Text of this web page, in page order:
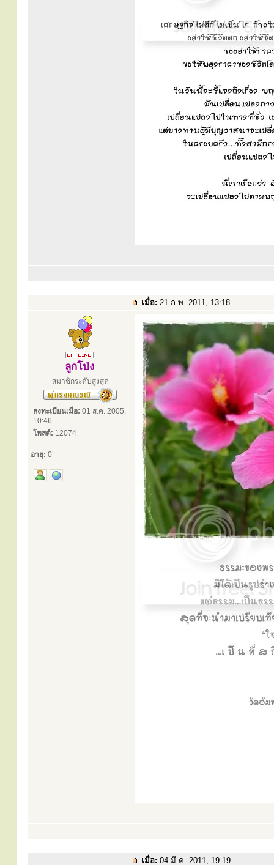
เมื่อ: 21 ก.พ. 2011, 13:18
ลูกโป่ง
สมาชิกระดับสูงสุด
ลงทะเบียนเมื่อ: 01 ส.ค. 2005,
10:46
โพสต์: 12074
อายุ: 0
เมื่อ: 04 มี.ค. 2011, 19:19